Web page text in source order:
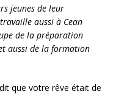
jeunes de leur
aussi à Cean
de la préparation
aussi de la formation
que votre rêve était de